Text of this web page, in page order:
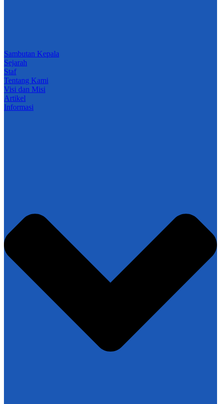
Sambutan Kepala
Sejarah
Staf
Tentang Kami
Visi dan Misi
Artikel
Informasi